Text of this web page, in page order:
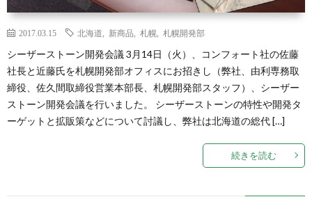
2017.03.15 北海道 新商品 札幌 札幌開発部
シーザーストーン開発会議 3月14日（火）、コンフォート社の佐藤
社長と近藤氏を札幌開発部オフィスにお招きし（弊社、由利専務取
締役、佐久間取締役営業本部長、札幌開発部スタッフ）、シーザー
ストーン開発会議を行いました。 シーザーストーンの特性や開発タ
ーゲットと拡販策などについて討議し、弊社は北海道の総代 […]
続きを読む